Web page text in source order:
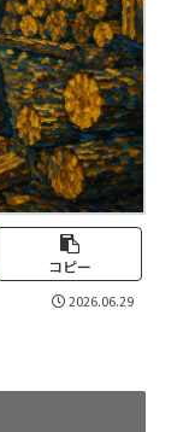
コピー
2026.06.29